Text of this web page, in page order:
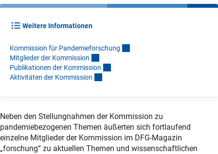
Weitere Informationen
Kommission für Pandemieforschung
Mitglieder der Kommission
Publikationen der Kommission
Aktivitäten der Kommission
Neben den Stellungnahmen der Kommission zu
pandemiebezogenen Themen äußerten sich fortlaufend
einzelne Mitglieder der Kommission im DFG-Magazin
„forschung“ zu aktuellen Themen und wissenschaftlichen